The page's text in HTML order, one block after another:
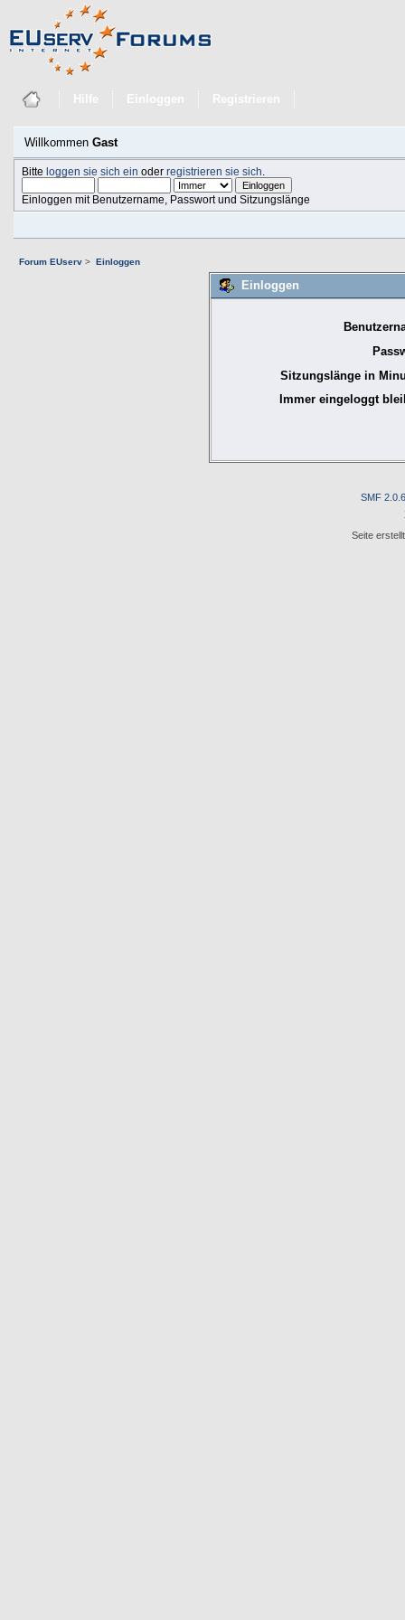
Hilfe Einloggen Registrieren
Willkommen Gast
Bitteloggen sie sich ein oderregistrieren sie sich
Einloggen mit Benutzername, Passwort und Sitzungslänge
Forum EUserv > Einloggen
Einloggen
Sitzungslänge in
Immer eingeloggt
SMF 2.0.6
Seite